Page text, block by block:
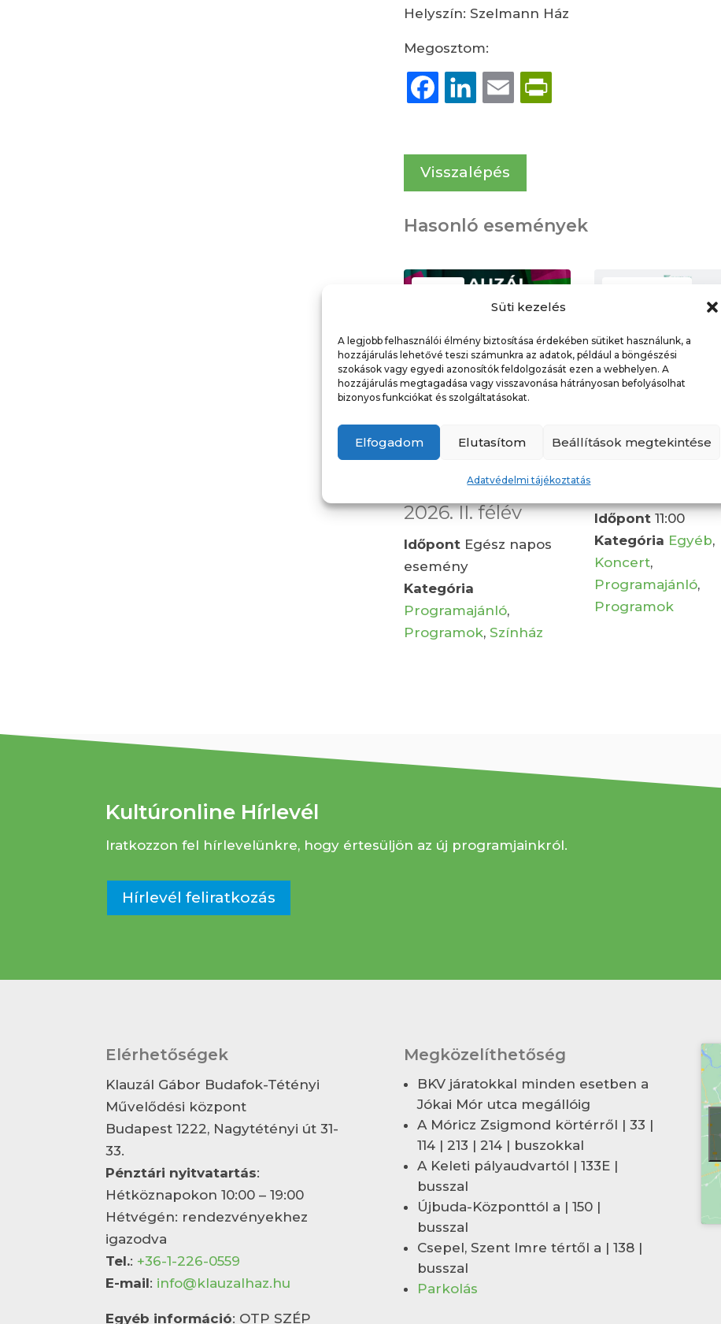
Süti kezelés
A legjobb felhasználói élmény biztosítása érdekében sütiket használunk, a
hozzájárulás lehetővé teszi számunkra az adatok, például a böngészési
szokások vagy egyedi azonosítók feldolgozását ezen a webhelyen. A
hozzájárulás megtagadása vagy visszavonása hátrányosan befolyásolhat
bizonyos funkciókat és szolgáltatásokat.
Elfogadom Elutasítom Beállítások megtekintése
Adatvédelmi tájékoztatás
Helyszín: Szelmann Ház
Megosztom:
FacebookLinkedInEmail
Visszalépés
Hasonló események
Klauzál
Színházbérlet
2026. II. félév
Időpont Egész napos
esemény
Kategória
Programajánló,
Programok, Színház
Időpont 11:00
Kategória Egyéb,
Koncert,
Programajánló,
Programok
Kultúronline Hírlevél
Iratkozzon fel hírlevelünkre, hogy értesüljön az új programjainkról.
Hírlevél feliratkozás
Elérhetőségek
Klauzál Gábor Budafok-Tétényi
Művelődési központ
Budapest 1222, Nagytétényi út 31-
33.
Pénztári nyitvatartás:
Hétköznapokon 10:00 – 19:00
Hétvégén: rendezvényekhez
igazodva
Tel.: +36-1-226-0559
E-mail: info@klauzalhaz.hu
Egyéb információ: OTP SZÉP
Megközelíthetőség
BKV járatokkal minden esetben a
Jókai Mór utca megállóig
A Móricz Zsigmond körtérről | 33 |
114 | 213 | 214 | buszokkal
A Keleti pályaudvartól | 133E |
busszal
Újbuda-Központtól a | 150 |
busszal
Csepel, Szent Imre tértől a | 138 |
busszal
Parkolás